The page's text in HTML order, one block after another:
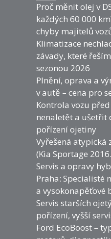
Proč měnit olej v
každých 60 000
chyby majitelů
Klimatizace
závady, které
sezonou 2026
Plnění, oprava a
v autě – cena pro
Kontrola vozu
nenaletět a ušetřit
pořízení ojetiny
Vyřešená atypická
(Kia Sportage
Servis a opravy
Praha: Specialisté
a vysokonapěťové
Servis starších
pořízení, vyšší
Ford EcoBoost –